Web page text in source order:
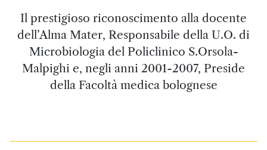
Il prestigioso riconoscimento alla docente
dell’Alma Mater, Responsabile della U.O. di
Microbiologia del Policlinico S.Orsola-
Malpighi e, negli anni 2001-2007, Preside
della Facoltà medica bolognese